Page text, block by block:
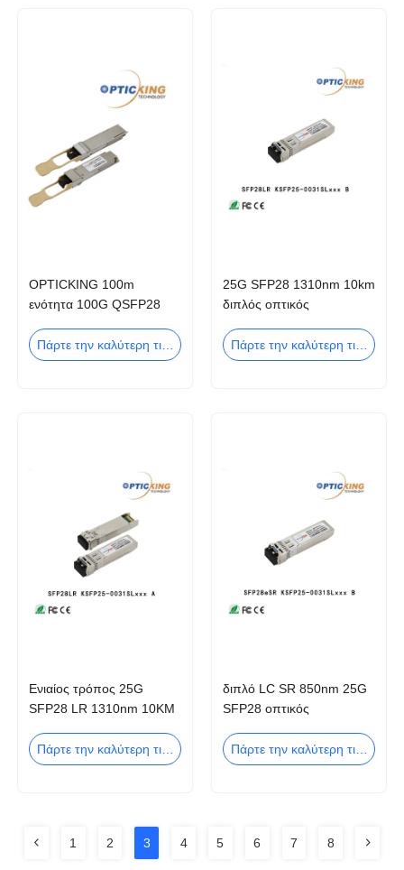
OPTICKING 100m
ενότητα 100G QSFP28
QSFP
Πάρτε την καλύτερη τιμή
25G SFP28 1310nm 10km
διπλός οπτικός
Πάρτε την καλύτερη τιμή
Ενιαίος τρόπος 25G
SFP28 LR 1310nm 10KM
πομποδέκτης LC
Πάρτε την καλύτερη τιμή
διπλό LC SR 850nm 25G
SFP28 οπτικός
Πάρτε την καλύτερη τιμή
1 2 3 4 5 6 7 8